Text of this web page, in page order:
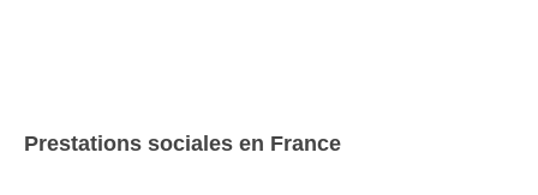
Prestations sociales en France